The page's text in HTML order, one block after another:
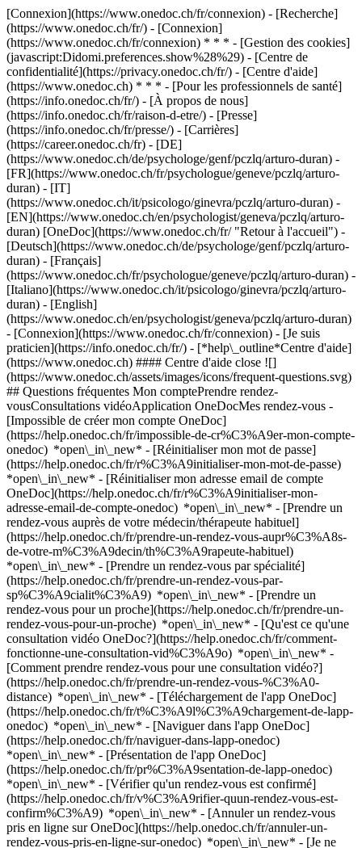
[Connexion](https://www.onedoc.ch/fr/connexion) - [Recherche]
(https://www.onedoc.ch/fr/) - [Connexion]
(https://www.onedoc.ch/fr/connexion) * * * - [Gestion des cookies]
(javascript:Didomi.preferences.show%28%29) - [Centre de
confidentialité](https://privacy.onedoc.ch/fr/) - [Centre d'aide]
(https://www.onedoc.ch) * * * - [Pour les professionnels de santé]
(https://info.onedoc.ch/fr/) - [À propos de nous]
(https://info.onedoc.ch/fr/raison-d-etre/) - [Presse]
(https://info.onedoc.ch/fr/presse/) - [Carrières]
(https://career.onedoc.ch/fr) - [DE]
(https://www.onedoc.ch/de/psychologe/genf/pczlq/arturo-duran) -
[FR](https://www.onedoc.ch/fr/psychologue/geneve/pczlq/arturo-
duran) - [IT]
(https://www.onedoc.ch/it/psicologo/ginevra/pczlq/arturo-duran) -
[EN](https://www.onedoc.ch/en/psychologist/geneva/pczlq/arturo-
duran) [OneDoc](https://www.onedoc.ch/fr/ "Retour à l'accueil") -
[Deutsch](https://www.onedoc.ch/de/psychologe/genf/pczlq/arturo-
duran) - [Français]
(https://www.onedoc.ch/fr/psychologue/geneve/pczlq/arturo-duran) -
[Italiano](https://www.onedoc.ch/it/psicologo/ginevra/pczlq/arturo-
duran) - [English]
(https://www.onedoc.ch/en/psychologist/geneva/pczlq/arturo-duran)
- [Connexion](https://www.onedoc.ch/fr/connexion) - [Je suis
praticien](https://info.onedoc.ch/fr/) - [*help\_outline*Centre d'aide]
(https://www.onedoc.ch) #### Centre d'aide close ![]
(https://www.onedoc.ch/assets/images/icons/frequent-questions.svg)
## Questions fréquentes Mon comptePrendre rendez-
vousConsultations vidéoApplication OneDocMes rendez-vous -
[Impossible de créer mon compte OneDoc]
(https://help.onedoc.ch/fr/impossible-de-cr%C3%A9er-mon-compte-
onedoc) *open\_in\_new* - [Réinitialiser mon mot de passe]
(https://help.onedoc.ch/fr/r%C3%A9initialiser-mon-mot-de-passe)
*open\_in\_new* - [Réinitialiser mon adresse email de compte
OneDoc](https://help.onedoc.ch/fr/r%C3%A9initialiser-mon-
adresse-email-de-compte-onedoc) *open\_in\_new* - [Prendre un
rendez-vous auprès de votre médecin/thérapeute habituel]
(https://help.onedoc.ch/fr/prendre-un-rendez-vous-aupr%C3%A8s-
de-votre-m%C3%A9decin/th%C3%A9rapeute-habituel)
*open\_in\_new* - [Prendre un rendez-vous par spécialité]
(https://help.onedoc.ch/fr/prendre-un-rendez-vous-par-
sp%C3%A9cialit%C3%A9) *open\_in\_new* - [Prendre un
rendez-vous pour un proche](https://help.onedoc.ch/fr/prendre-un-
rendez-vous-pour-un-proche) *open\_in\_new* - [Qu'est ce qu'une
consultation vidéo OneDoc?](https://help.onedoc.ch/fr/comment-
fonctionne-une-consultation-vid%C3%A9o) *open\_in\_new* -
[Comment prendre rendez-vous pour une consultation vidéo?]
(https://help.onedoc.ch/fr/prendre-un-rendez-vous-%C3%A0-
distance) *open\_in\_new* - [Téléchargement de l'app OneDoc]
(https://help.onedoc.ch/fr/t%C3%A9l%C3%A9chargement-de-lapp-
onedoc) *open\_in\_new* - [Naviguer dans l'app OneDoc]
(https://help.onedoc.ch/fr/naviguer-dans-lapp-onedoc)
*open\_in\_new* - [Présentation de l'app OneDoc]
(https://help.onedoc.ch/fr/pr%C3%A9sentation-de-lapp-onedoc)
*open\_in\_new* - [Vérifier qu'un rendez-vous est confirmé](https://help.onedoc.ch/fr/v%C3%A9rifier-quun-rendez-vous-est-confirm%C3%A9) *open\_in\_new* - [Annuler un rendez-vous pris en ligne sur OneDoc](https://help.onedoc.ch/fr/annuler-un-rendez-vous-pris-en-ligne-sur-onedoc) *open\_in\_new* - [Je ne reçois pas de confirmation de rendez-vous](https://help.onedoc.ch/fr/je-ne-re%C3%A7ois-pas-de-confirmation-de-rendez-vous) *open\_in\_new* [Voir tous nos articles *open\_in\_new*](https://help.onedoc.ch/fr/) ![M. Duran, psychologue à Genève](https://assets.onedoc.ch/images/users/cdd9a6dea40a750ee47bc4d3385017845b5dd1f6abdfab1950cb8076939223d7-small.png "M. Duran, psychologue à Genève") *photo\_camera*+ 9 photos # M. Arturo Duran ![Badge indiquant un profil vérifié](https://www.onedoc.ch/assets/images/icons/checkmark.svg) ## Psychologue Résumé Lieux Carte Présentation ![Icône patient avec un signe plus annonçant que le professionnel accepte de nouveaux patients](https://www.onedoc.ch/assets/images/icons/new-patients.svg) ### Patients acceptés M. Arturo Duran accepte les nouveaux patients ![Icône mallette annonçant les spécialités du professionnel de santé](https://www.onedoc.ch/assets/images/icons/specialties.svg) ### Spécialités Psychologie ![Icône microscope annonçant les expertises dans lesquelles le professionnel est spécialisé](https://www.onedoc.ch/assets/images/icons/expertises.svg) ### Expertises TDA | TDAH | Trouble du déficit d'attention avec/sans hyperactivité Bilan cognitif Neuropsychologie [*arrow\_drop\_down*Voir plus](https://www.onedoc.ch) ![Icône de bâtiment annonçant tous les lieux où le professionnel de santé exerce](https://www.onedoc.ch/assets/images/icons/locations.svg) ### Lieux de consultation Psy & Co Genève Plainpalais à Genève [Psy & Co Genève Gare à Genève](https://www.onedoc.ch/fr/psychologue/geneve/pczlp/arturo-duran) ![Marqueur annonçant la carte et les informations d’accès du cabinet](https://www.onedoc.ch/assets/images/icons/map.svg) ### Carte et informations d'accès #### [Psy & Co Genève Plainpalais](https://www.onedoc.ch/fr/cabinet-de-groupe/geneve/e9z0/psy-co-geneve-plainpalais) Bvd de Saint-Georges 72 1205 Genève ![Icône document annonçant la présentation de l’établissement](https://www.onedoc.ch/assets/images/icons/presentation.svg) ### Présentation du professionnel de santé Bonjour, Je suis Arturo Duran, psychologue FSP et spécialisé en consultation d'évaluation psychologique. Ayant réalisé mon cursus universitaire à l’Université de Genève 🎓, je suis titulaire d’un Master en psychologie clinique intégrative avec une orientation secondaire en psychologie sociale. Au travers de mes études et des cours pratiques, j’ai pu me familiariser et maîtriser la passation de différents tests 🔍 liés au fonctionnement cognitif des individus. Je me suis également formé spécifiquement sur les thématiques du trouble du déficit de l’attention avec ou sans hyperactivité (TDAH) ⚡ et du haut potentiel intellectuel (HPI) 🌟. Passionné par la psychologie dans sa globalité, je me suis intéressé à plusieurs facettes de ce domaine. J’ai notamment apprécié la contribution des diverses branches de la psychologie (clinique, de la santé, environnementale, etc.) dans les soins et accompagnements 🤝, que ce soit dans un versant totalement clinique ou dans un versant davantage social. Après l’obtention de mon Master, j’ai effectué une première expérience de travail social à l’IMAD (Institution de maintien à domicile de Genève) 🏠, en apportant du soutien et en accompagnant des personnes âgées 👵👴 ou des personnes présentant certains troubles. Très intéressé également par la psychologie sociale 🌍, branche étudiant l’influence des comportements humains dans notre société et fortement orientée vers la recherche, j’ai travaillé à Unisanté en tant qu’assistant scientifique 🔬. Cette étude se focalisait sur les effets du travail des conducteurs de bus 🚌 sur leur santé. J’y ai apporté mon expertise concernant les questionnaires de santé mentale et acquis des compétences liées à la validité des tests psychométriques. Ainsi, j’ai eu l’opportunité de co-écrire un article ✍️ sur la validité d’un questionnaire de burnout auprès d’une population de conducteurs de bus. Grâce à cette expérience, j’ai renforcé ma capacité à analyser la validité des questionnaires et des résultats qui en découlent ✅. Cela me permet aujourd’hui d’avoir un regard plus nuancé et complet sur l’interprétation des résultats de tests, qu’ils concernent le fonctionnement cognitif ou mental. Enfin, j’ai acquis une expérience clinique 👥 en prenant en charge des personnes en quête d’informations et d’aide concernant leur fonctionnement potentiellement différent. Cette pratique m’a permis de mettre en application mes connaissances et de développer une expertise spécifique dans l’accompagnement de personnes avec un TDAH et/ou un HPI. 🌟 Fort de ces expériences variées, je suis aujourd’hui motivé à mettre en pratique mes compétences et à accompagner avec bienveillance et patience toute personne, qu’elle soit neurotypique ou neurodivergente, au sein du cabinet Psy & Co Je me réjouis déjà de faire votre connaissance 💫 ! [*arrow\_drop\_down*Voir plus](https://www.onedoc.ch) [![M. Duran, psychologue à Genève](https://assets.onedoc.ch/images/users/cdd9a6dea40a750ee47bc4d3385017845b5dd1f6abdfab1950cb8076939223d7-small.png "M. Duran, psychologue à Genève")](https://assets.onedoc.ch/images/users/cdd9a6dea40a750ee47bc4d3385017845b5dd1f6abdfab1950cb8076939223d7.png)[![Psy & Co Genève Plainpalais, cabinet de groupe à Genève](https://assets.onedoc.ch/images/entities/71e4ed1e4c902db69ac37b3f7ddd12ead35a5f648171034f21c9f7163e8e878f-small.png "Psy & Co Genève Plainpalais, cabinet de groupe à Genève")](https://assets.onedoc.ch/images/entities/71e4ed1e4c902db69ac37b3f7ddd12ead35a5f648171034f21c9f7163e8e878f.png)[![Psy & Co Genève Plainpalais, cabinet de groupe à Genève](https://assets.onedoc.ch/images/entities/b64d607311f4fb03b8a52a515bd49b699f7b96caed6f78fdc0857a36f2ce603a-small.jpg "Psy & Co Genève Plainpalais, cabinet de groupe à Genève")](https://assets.onedoc.ch/images/entities/b64d607311f4fb03b8a52a515bd49b699f7b96caed6f78fdc0857a36f2ce603a.jpg)[![Psy & Co Genève Plainpalais, cabinet de groupe à Genève](https://assets.onedoc.ch/images/entities/eadc56ab495ec883ba1e11b1795023bb61fb5cccc09fd7b6b0cf222a4a2c03fd-small.jpg "Psy & Co Genève Plainpalais, cabinet de groupe à Genève")](https://assets.onedoc.ch/images/entities/eadc56ab495ec883ba1e11b1795023bb61fb5cccc09fd7b6b0cf222a4a2c03fd.jpg)[![Psy & Co Genève Plainpalais, cabinet de groupe à Genève](https://assets.onedoc.ch/images/entities/c3e402d4d62694ccbeeffac14917dbdb72712ebcb1e48d8749f328d270013c18-small.jpg "Psy & Co Genève Plainpalais, cabinet de groupe à Genève")](https://assets.onedoc.ch/images/entities/c3e402d4d62694ccbeeffac14917dbdb72712ebcb1e48d8749f328d270013c18.jpg)[![Psy & Co Genève Plainpalais, cabinet de groupe à Genève](https://assets.onedoc.ch/images/entities/45add70b82711a228997fd0e1bf745f28c7792d55e7fd2283303587a4464dfa3-small.jpg "Psy & Co Genève Plainpalais, cabinet de groupe à Genève")](https://assets.onedoc.ch/images/entities/45add70b82711a228997fd0e1bf745f28c7792d55e7fd2283303587a4464dfa3.jpg)[![Psy & Co Genève Plainpalais, cabinet de groupe à Genève](https://assets.onedoc.ch/images/entities/98c0f49f0ee4ed1b3c313b406ae445611a82d179fcd64a74298943820c204953-small.jpg "Psy & Co Genève Plainpalais, cabinet de groupe à Genève")](https://assets.onedoc.ch/images/entities/98c0f49f0ee4ed1b3c313b406ae445611a82d179fcd64a74298943820c204953.jpg)[![Psy & Co Genève Plainpalais, cabinet de groupe à Genève](https://assets.onedoc.ch/images/entities/6963a197e78454b4cb24c21d555b6c931614e8aefcd3bd07a0f7418e7289309d-small.jpg "Psy & Co Genève Plainpalais, cabinet de groupe à Genève")](https://assets.onedoc.ch/images/entities/6963a197e78454b4cb24c21d555b6c931614e8aefcd3bd07a0f7418e7289309d.jpg)[![Psy & Co Genève Plainpalais, cabinet de groupe à Genève](https://assets.onedoc.ch/images/entities/9fe1615e346807f334da9837c4adc1a2c1ac690a24ad89609f8d12a3eb78e454-small.jpg "Psy & Co Genève Plainpalais, cabinet de groupe à Genève")](https://assets.onedoc.ch/images/entities/9fe1615e346807f334da9837c4adc1a2c1ac690a24ad89609f8d12a3eb78e454.jpg)[![Psy & Co Genève Plainpalais, cabinet de groupe à Genève](https://assets.onedoc.ch/images/entities/20b294c1f5024805a5a174b282458b52369c48f3d0d14dbd67b1ef6f434798a6-small.jpg "Psy & Co Genève Plainpalais, cabinet de groupe à Genève")](https://assets.onedoc.ch/images/entities/20b294c1f5024805a5a174b282458b52369c48f3d0d14dbd67b1ef6f434798a6.jpg) * * * #### Langues parlées français et espagnol ![Icône bulle de dialogue annonçant la section FAQ](https://www.onedoc.ch/assets/images/icons/faq.svg) ### FAQ *expand\_more* *keyboard\_arrow\_right* ## Quelles sont les adresses de M. Arturo Duran? M. Arturo Duran reçoit des patients aux adresses suivantes: - #### [Psy & Co Genève Plainpalais](https://www.onedoc.ch/fr/cabinet-de-groupe/geneve/e9z0/psy-co-geneve-plainpalais) Bvd de Saint-Georges 72 1205 Genève - #### [Psy & Co Genève Gare](https://www.onedoc.ch/fr/cabinet-de-groupe/geneve/e94o/psy-co-geneve-gare) Rue de Lausanne 65 1202 Genève * * * *keyboard\_arrow\_right* ## Quelles sont les langues parlées par M. Arturo Duran? M. Arturo Duran propose des consultations en français et espagnol. * * * *keyboard\_arrow\_right* ## Quels sont les numéros de téléphone de M. Arturo Duran? Les numéros de téléphone de M. Arturo Duran sont: - Psy & Co Genève Plainpalais: [022 301 52 52](tel:+41223015252) - Psy & Co Genève Gare: [022 301 52 52](tel:+41223015252) * * * *keyboard\_arrow\_right* ## Est-ce que M. Arturo Duran accepte les nouveaux patients? Oui, M. Arturo Duran accepte les nouveaux patients. Pour prendre rendez-vous, les nouveaux patients peuvent facilement réserver en ligne via OneDoc. * * * *keyboard\_arrow\_righ